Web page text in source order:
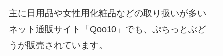
主に日用品や女性用化粧品などの取り扱いが多い
ネット通販サイト「Qoo10」でも、ぷちっとぶど
うが販売されています。